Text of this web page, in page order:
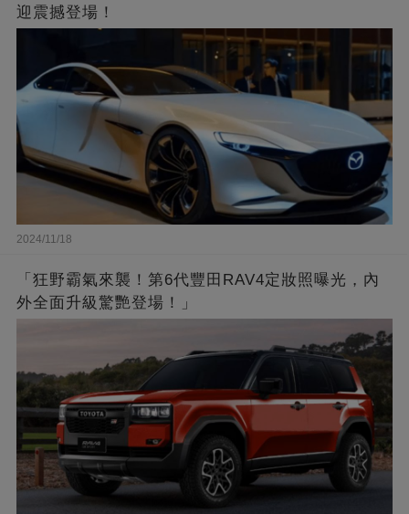
迎震撼登場！
2024/11/18
「狂野霸氣來襲！第6代豐田RAV4定妝照曝光，內
外全面升級驚艷登場！」